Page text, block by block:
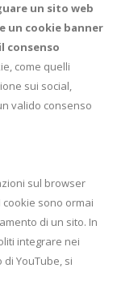
un sito web
un cookie banner
consenso
come quelli
sui social,
valido consenso
sul browser
sono ormai
di un sito. In
integrare nei
YouTube, si